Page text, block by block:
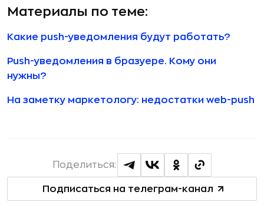
Материалы по теме:
Какие push-уведомления будут работать?
Push-уведомления в бразуере. Кому они
нужны?
На заметку маркетологу: недостатки web-push
Подписаться на телеграм-канал
Поделиться: